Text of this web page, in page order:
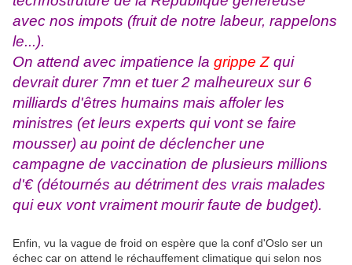
avec nos impots (fruit de notre labeur, rappelons
le...).
On attend avec impatience la grippe Z qui
devrait durer 7mn et tuer 2 malheureux sur 6
milliards d'êtres humains mais affoler les
ministres (et leurs experts qui vont se faire
mousser) au point de déclencher une
campagne de vaccination de plusieurs millions
d'€ (détournés au détriment des vrais malades
qui eux vont vraiment mourir faute de budget).
Enfin, vu la vague de froid on espère que la conf d'Oslo ser un
échec car on attend le réchauffement climatique qui selon nos